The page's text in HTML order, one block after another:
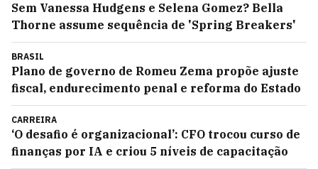
Sem Vanessa Hudgens e Selena Gomez? Bella
Thorne assume sequência de 'Spring Breakers'
BRASIL
Plano de governo de Romeu Zema propõe ajuste
fiscal, endurecimento penal e reforma do Estado
CARREIRA
‘O desafio é organizacional’: CFO trocou curso de
finanças por IA e criou 5 níveis de capacitação